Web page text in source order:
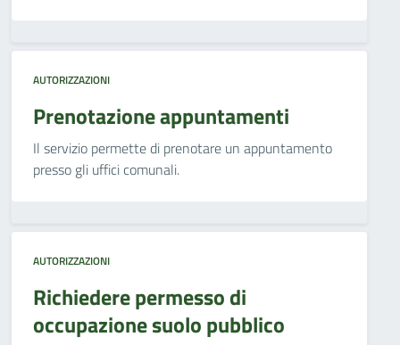
AUTORIZZAZIONI
Prenotazione appuntamenti
Il servizio permette di prenotare un appuntamento
presso gli uffici comunali.
AUTORIZZAZIONI
Richiedere permesso di
occupazione suolo pubblico